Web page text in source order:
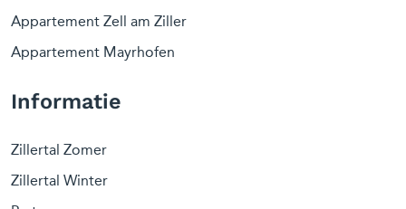
Appartement Zell am Ziller
Appartement Mayrhofen
Informatie
Zillertal Zomer
Zillertal Winter